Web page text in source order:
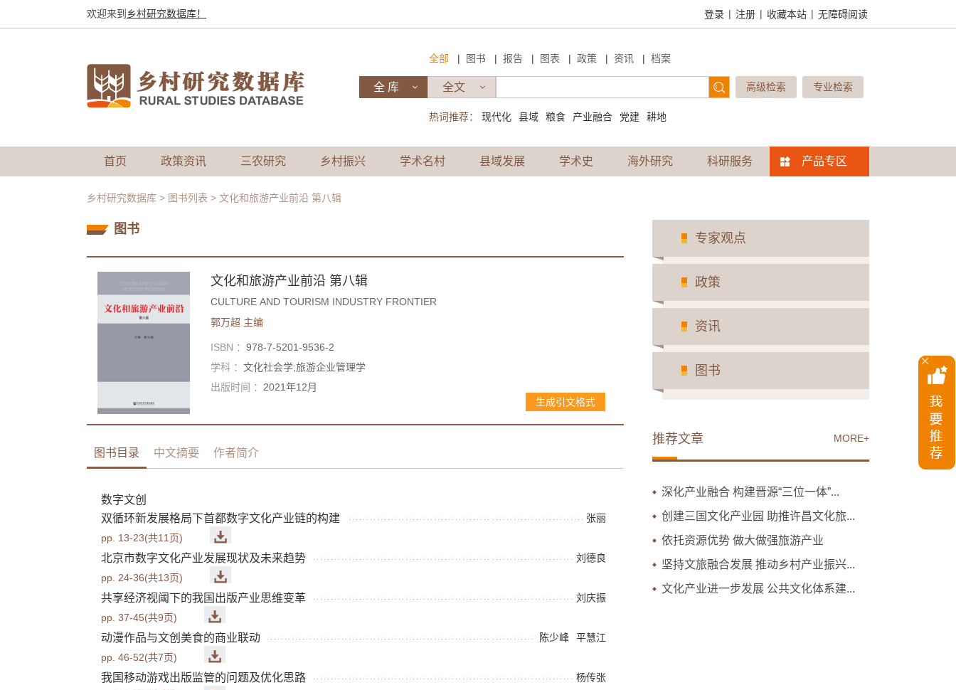
欢迎来到 乡村研究数据库！ 登录 | 注册 | 收藏本站 | 无障碍阅读
全部 | 图书 | 报告 | 图表 | 政策 | 资讯 | 档案
高级检索 专业检索
热词推荐： 现代化 县域 粮食 产业融合 党建 耕地
首页 政策资讯 三农研究 乡村振兴 学术名村 县域发展 学术史 海外研究 科研服务 产品专区
乡村研究数据库 > 图书列表 > 文化和旅游产业前沿 第八辑
图书
文化和旅游产业前沿 第八辑
CULTURE AND TOURISM INDUSTRY FRONTIER
郭万超 主编
ISBN ： 978-7-5201-9536-2
学科 ： 文化社会学;旅游企业管理学
出版时间 ： 2021年12月
生成引文格式
图书目录 中文摘要 作者简介
数字文创
双循环新发展格局下首都数字文化产业链的构建
张丽
pp. 13-23(共11页)
北京市数字文化产业发展现状及未来趋势
刘德良
pp. 24-36(共13页)
共享经济视阈下的我国出版产业思维变革
刘庆振
pp. 37-45(共9页)
动漫作品与文创美食的商业联动 陈少峰
平慧江
pp. 46-52(共7页)
我国移动游戏出版监管的问题及优化思路
杨传张
专家观点
政策
资讯
图书
MORE+
推荐文章
深化产业融合 构建晋源“三位一体”...
创建三国文化产业园 助推许昌文化旅...
依托资源优势 做大做强旅游产业
坚持文旅融合发展 推动乡村产业振兴...
文化产业进一步发展 公共文化体系建...